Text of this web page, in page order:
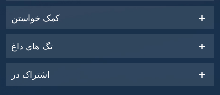
کمک خواستن
تگ های داغ
اشتراک در